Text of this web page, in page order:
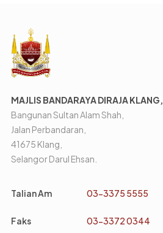
MAJLIS BANDARAYA DIRAJA KLANG,
Bangunan Sultan Alam Shah,
Jalan Perbandaran,
41675 Klang,
Selangor Darul Ehsan.
Talian Am 03-3375 5555
Faks 03-3372 0344